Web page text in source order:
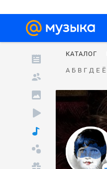
КАТАЛОГ
А Б В Г Д Е Ё